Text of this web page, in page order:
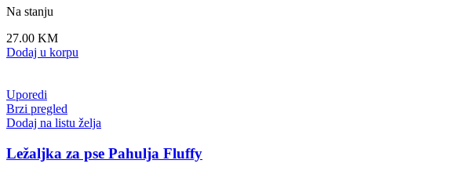
Na stanju
27.00 KM
Dodaj u korpu
Uporedi
Brzi pregled
Dodaj na listu želja
Ležaljka za pse Pahulja Fluffy